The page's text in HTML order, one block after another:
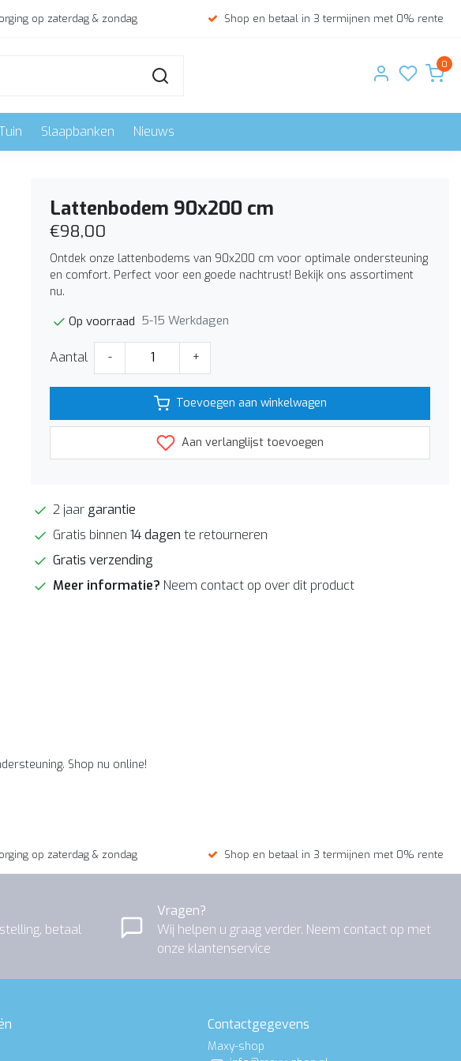
op zaterdag & zondag Shop en betaal in 3 termijnen met 0% rente
0
Slaapbanken Nieuws
Lattenbodem 90x200 cm
€98,00
Ontdek onze lattenbodems van 90x200 cm voor optimale ondersteuning
en comfort. Perfect voor een goede nachtrust! Bekijk ons assortiment
nu.
Op voorraad 5-15 Werkdagen
Aantal - +
Toevoegen aan winkelwagen
Aan verlanglijst toevoegen
2 jaar garantie
Gratis binnen 14 dagen te retourneren
Gratis verzending
Meer informatie? Neem contact op over dit product
Shop nu online!
op zaterdag & zondag Shop en betaal in 3 termijnen met 0% rente
betaal
Vragen?
Wij helpen u graag verder. Neem contact op met
onze klantenservice
Contactgegevens
Maxy-shop